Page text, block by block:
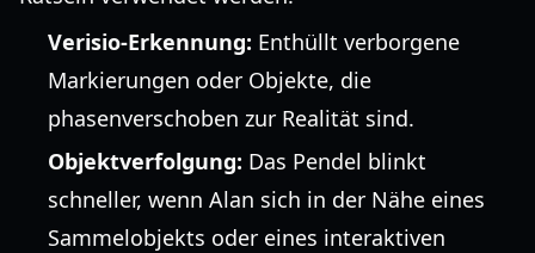
Verisio-Erkennung: Enthüllt verborgene
Markierungen oder Objekte, die
phasenverschoben zur Realität sind.
Objektverfolgung: Das Pendel blinkt
schneller, wenn Alan sich in der Nähe eines
Sammelobjekts oder eines interaktiven